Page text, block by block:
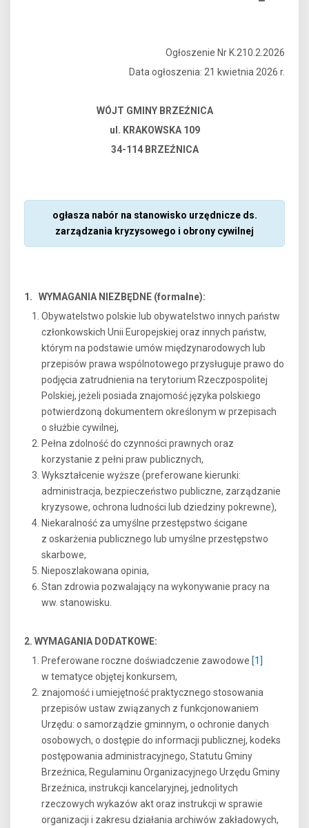
Ogłoszenie Nr K.210.2.2026
Data ogłoszenia: 21 kwietnia 2026 r.
WÓJT GMINY BRZEŹNICA
ul. KRAKOWSKA 109
34-114 BRZEŹNICA
ogłasza nabór na stanowisko urzędnicze ds.
zarządzania kryzysowego i obrony cywilnej
1. WYMAGANIA NIEZBĘDNE (formalne):
Obywatelstwo polskie lub obywatelstwo innych państw
członkowskich Unii Europejskiej oraz innych państw,
którym na podstawie umów międzynarodowych lub
przepisów prawa wspólnotowego przysługuje prawo do
podjęcia zatrudnienia na terytorium Rzeczpospolitej
Polskiej, jeżeli posiada znajomość języka polskiego
potwierdzoną dokumentem określonym w przepisach
o służbie cywilnej,
Pełna zdolność do czynności prawnych oraz
korzystanie z pełni praw publicznych,
Wykształcenie wyższe (preferowane kierunki:
administracja, bezpieczeństwo publiczne, zarządzanie
kryzysowe, ochrona ludności lub dziedziny pokrewne),
Niekaralność za umyślne przestępstwo ścigane
z oskarżenia publicznego lub umyślne przestępstwo
skarbowe,
Nieposzlakowana opinia,
Stan zdrowia pozwalający na wykonywanie pracy na
ww. stanowisku.
2. WYMAGANIA DODATKOWE:
Preferowane roczne doświadczenie zawodowe [1]
w tematyce objętej konkursem,
znajomość i umiejętność praktycznego stosowania
przepisów ustaw związanych z funkcjonowaniem
Urzędu: o samorządzie gminnym, o ochronie danych
osobowych, o dostępie do informacji publicznej, kodeks
postępowania administracyjnego, Statutu Gminy
Brzeźnica, Regulaminu Organizacyjnego Urzędu Gminy
Brzeźnica, instrukcji kancelaryjnej, jednolitych
rzeczowych wykazów akt oraz instrukcji w sprawie
organizacji i zakresu działania archiwów zakładowych,